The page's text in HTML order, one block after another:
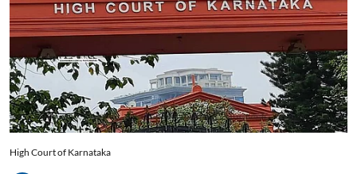
High Court of Karnataka